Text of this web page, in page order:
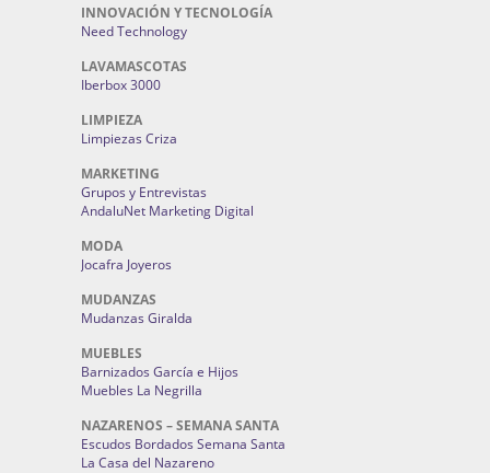
INNOVACIÓN Y TECNOLOGÍA
Need Technology
LAVAMASCOTAS
Iberbox 3000
LIMPIEZA
Limpiezas Criza
MARKETING
Grupos y Entrevistas
AndaluNet Marketing Digital
MODA
Jocafra Joyeros
MUDANZAS
Mudanzas Giralda
MUEBLES
Barnizados García e Hijos
Muebles La Negrilla
NAZARENOS – SEMANA SANTA
Escudos Bordados Semana Santa
La Casa del Nazareno